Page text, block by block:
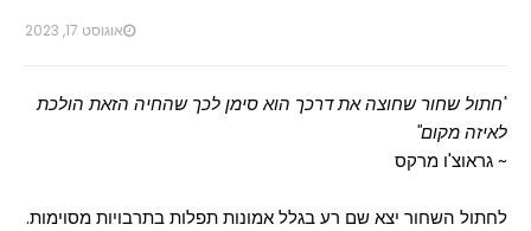
אוגוסט 17, 2023
"חתול שחור שחוצה את דרכך הוא סימן לכך שהחיה הזאת הולכת
לאיזה מקום"
~ גראוצ'ו מרקס
לחתול השחור יצא שם רע בגלל אמונות תפלות בתרבויות מסוימות.